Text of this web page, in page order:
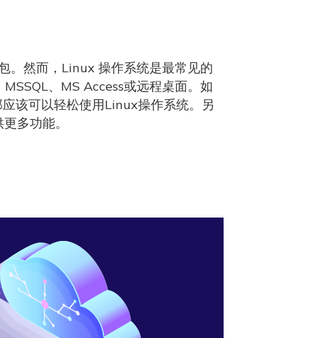
。然而，Linux 操作系统是最常见的
、MS Access或远程桌面。如
该可以轻松使用Linux操作系统。另
多功能。